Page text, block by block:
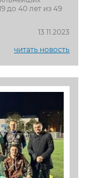
до 40 лет из 49
13.11.2023
читать новость